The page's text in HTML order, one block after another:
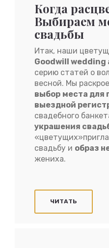
Когда
Выбираем
свадьбы
Итак, наши
Goodwill wedding
серию статей о
весной. Мы
выбор места для
выездной
свадебного
украшения
свадьбу и образ
жениха.
ЧИТАТЬ